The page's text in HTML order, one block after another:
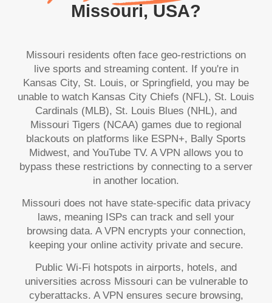
Missouri, USA?
Missouri residents often face geo-restrictions on
live sports and streaming content. If you're in
Kansas City, St. Louis, or Springfield, you may be
unable to watch Kansas City Chiefs (NFL), St. Louis
Cardinals (MLB), St. Louis Blues (NHL), and
Missouri Tigers (NCAA) games due to regional
blackouts on platforms like ESPN+, Bally Sports
Midwest, and YouTube TV. A VPN allows you to
bypass these restrictions by connecting to a server
in another location.
Missouri does not have state-specific data privacy
laws, meaning ISPs can track and sell your
browsing data. A VPN encrypts your connection,
keeping your online activity private and secure.
Public Wi-Fi hotspots in airports, hotels, and
universities across Missouri can be vulnerable to
cyberattacks. A VPN ensures secure browsing,